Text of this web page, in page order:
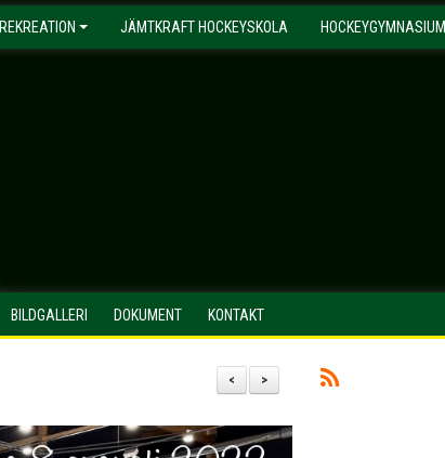
REKREATION JÄMTKRAFT HOCKEYSKOLA HOCKEYGYMNASIUM
BILDGALLERI DOKUMENT KONTAKT
>
<